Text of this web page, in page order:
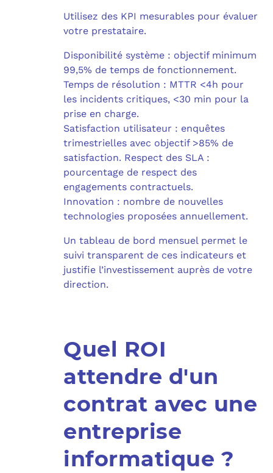
Utilisez des KPI mesurables pour évaluer
votre prestataire.
Disponibilité système : objectif minimum
99,5% de temps de fonctionnement.
Temps de résolution : MTTR <4h pour
les incidents critiques, <30 min pour la
prise en charge.
Satisfaction utilisateur : enquêtes
trimestrielles avec objectif >85% de
satisfaction. Respect des SLA :
pourcentage de respect des
engagements contractuels.
Innovation : nombre de nouvelles
technologies proposées annuellement.
Un tableau de bord mensuel permet le
suivi transparent de ces indicateurs et
justifie l’investissement auprès de votre
direction.
Quel ROI
attendre d'un
contrat avec une
entreprise
informatique ?